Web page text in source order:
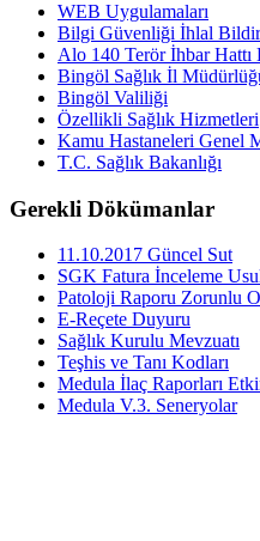
WEB Uygulamaları
Bilgi Güvenliği İhlal
Alo 140 Terör İhbar Hattı
Bingöl Sağlık İl
Bingöl Valiliği
Özellikli Sağlık Hizmetleri
Kamu Hastaneleri Genel
T.C. Sağlık Bakanlığı
Gerekli Dökümanlar
11.10.2017 Güncel Sut
SGK Fatura İnceleme
Patoloji Raporu Zorunlu
E-Reçete Duyuru
Sağlık Kurulu Mevzuatı
Teşhis ve Tanı Kodları
Medula İlaç Raporları
Medula V.3. Seneryolar